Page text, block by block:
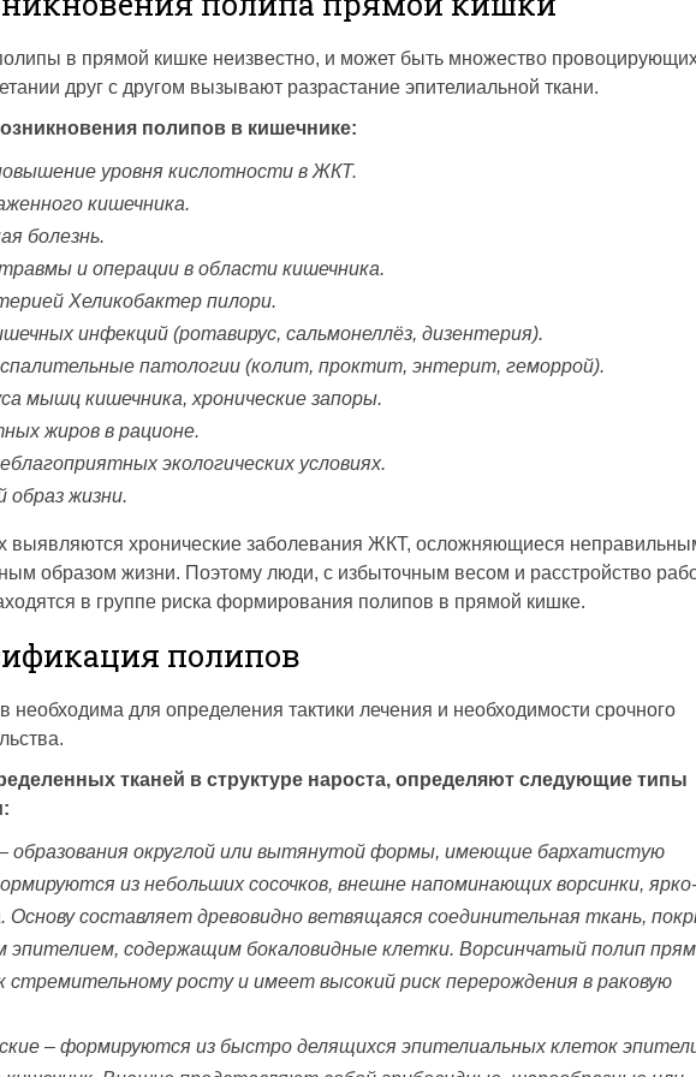
в прямой кишке неизвестно, и может быть множество
друг с другом вызывают разрастание эпителиальной ткани.
полипов в кишечнике:
уровня кислотности в ЖКТ.
кишечника.
болезнь.
и операции в области кишечника.
Хеликобактер пилори.
инфекций (ротавирус, сальмонеллёз, дизентерия).
патологии (колит, проктит, энтерит, геморрой).
мышц кишечника, хронические запоры.
жиров в рационе.
экологических условиях.
жизни.
выявляются хронические заболевания ЖКТ, осложняющиеся
образом жизни. Поэтому люди, с избыточным весом и расстройство
в группе риска формирования полипов в прямой кишке.
полипов
необходима для определения тактики лечения и необходимости срочного
тканей в структуре нароста, определяют следующие типы
образования округлой или вытянутой формы, имеющие бархатистую
из небольших сосочков, внешне напоминающих ворсинки, ярко-
Основу составляет древовидно ветвящаяся соединительная ткань,
эпителием, содержащим бокаловидные клетки. Ворсинчатый полип
стремительному росту и имеет высокий риск перерождения в раковую
– формируются из быстро делящихся эпителиальных клеток